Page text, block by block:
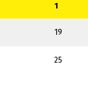
1
19
25